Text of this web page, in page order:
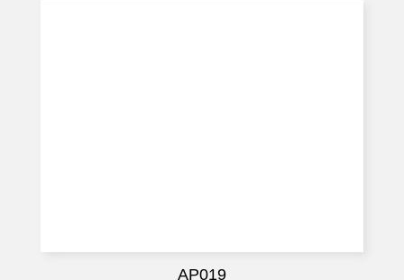
AP019